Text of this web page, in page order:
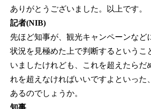
ありがとうございました。以上です。
記者(NIB)
先ほど知事が、観光キャンペーンなど
状況を見極めた上で判断するというこ
いましたけれども、これを超えたらだ
れを超えなければいいですよといった
あるのでしょうか。